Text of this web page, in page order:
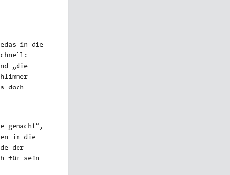
in die
„die
doch
gemacht“,
in die
der
für sein